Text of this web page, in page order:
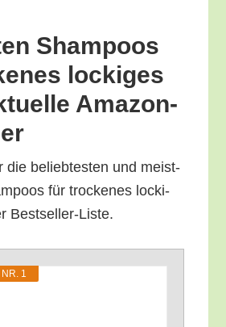
Sham­poos
locki­ges
Amazon-
die belieb­tes­ten und meist­
für tro­cke­nes locki­
Bestseller-Liste.
1